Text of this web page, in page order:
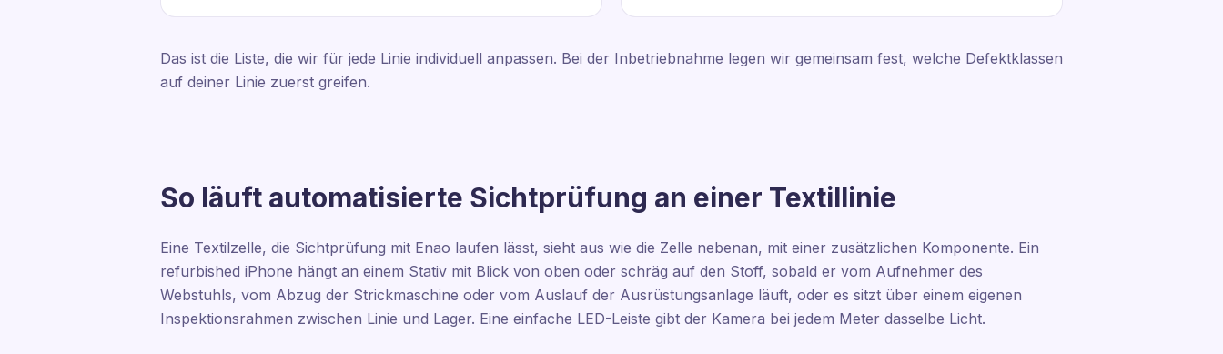
Das ist die Liste, die wir für jede Linie individuell anpassen. Bei der Inbetriebnahme legen wir gemeinsam fest, welche Defektklassen
auf deiner Linie zuerst greifen.
So läuft automatisierte Sichtprüfung an einer Textillinie
Eine Textilzelle, die Sichtprüfung mit Enao laufen lässt, sieht aus wie die Zelle nebenan, mit einer zusätzlichen Komponente. Ein
refurbished iPhone hängt an einem Stativ mit Blick von oben oder schräg auf den Stoff, sobald er vom Aufnehmer des
Webstuhls, vom Abzug der Strickmaschine oder vom Auslauf der Ausrüstungsanlage läuft, oder es sitzt über einem eigenen
Inspektionsrahmen zwischen Linie und Lager. Eine einfache LED-Leiste gibt der Kamera bei jedem Meter dasselbe Licht.